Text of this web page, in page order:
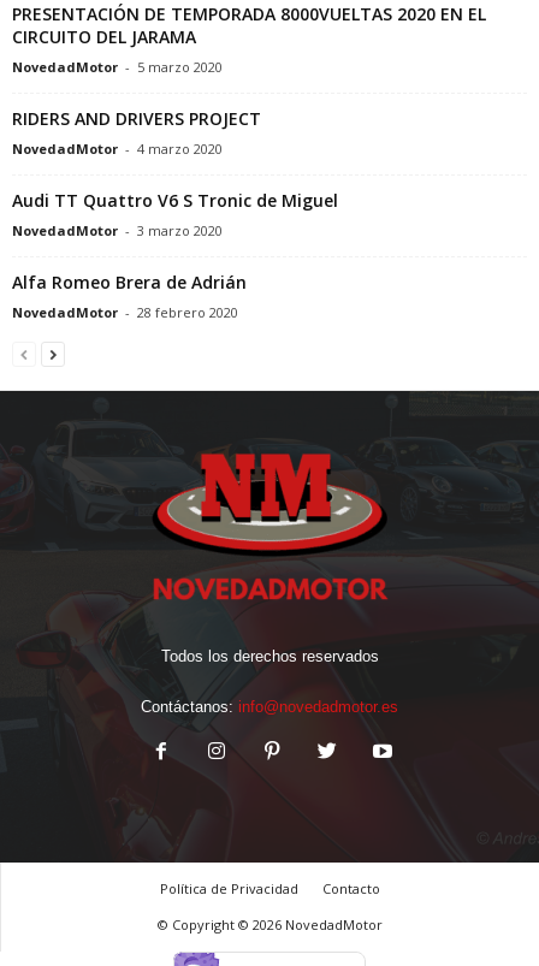
PRESENTACIÓN DE TEMPORADA 8000VUELTAS 2020 EN EL
CIRCUITO DEL JARAMA
NovedadMotor - 5 marzo 2020
RIDERS AND DRIVERS PROJECT
NovedadMotor - 4 marzo 2020
Audi TT Quattro V6 S Tronic de Miguel
NovedadMotor - 3 marzo 2020
Alfa Romeo Brera de Adrián
NovedadMotor - 28 febrero 2020
Todos los derechos reservados
Contáctanos: info@novedadmotor.es
Política de Privacidad
Contacto
© Copyright © 2026 NovedadMotor